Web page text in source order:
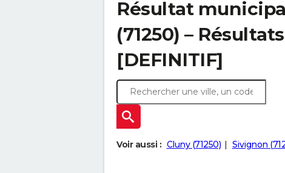
Résultat
(71250) –
[DEFINITIF]
Voir aussi : Cluny (71250) Sivignon